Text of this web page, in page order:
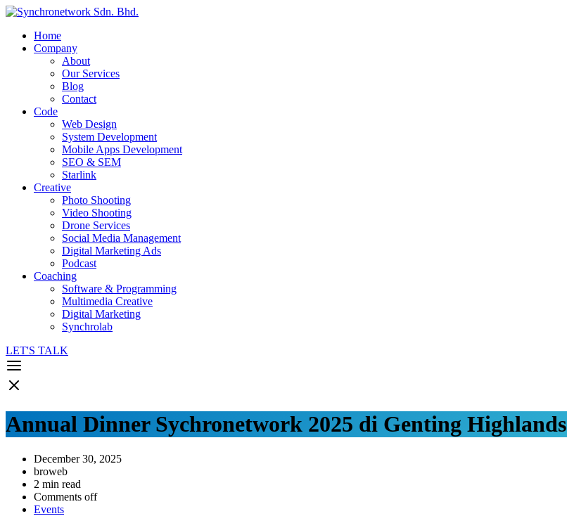
Home
Company
About
Our Services
Blog
Contact
Code
Web Design
System Development
Mobile Apps Development
SEO & SEM
Starlink
Creative
Photo Shooting
Video Shooting
Drone Services
Social Media Management
Digital Marketing Ads
Podcast
Coaching
Software & Programming
Multimedia Creative
Digital Marketing
Synchrolab
LET'S TALK
Annual Dinner Sychronetwork 2025 di Genting Highlands
December 30, 2025
broweb
2 min read
Comments off
Events